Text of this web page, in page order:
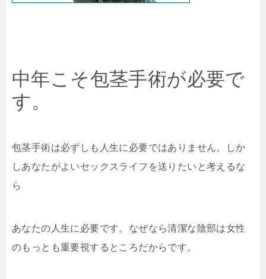
中年こそ包茎手術が必要で
す。
包茎手術は必ずしも人生に必要ではありません。しか
しあなたがよいセックスライフを送りたいと考えるな
ら
あなたの人生に必要です。なぜなら清潔な陰部は女性
のもっとも重要視するところだからです。